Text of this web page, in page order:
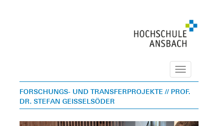
Navigation
FORSCHUNGS- UND TRANSFERPROJEKTE // PROF.
DR. STEFAN GEISSELSÖDER